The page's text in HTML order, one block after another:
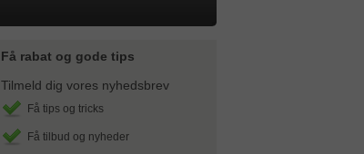
Få rabat og gode tips
Tilmeld dig vores nyhedsbrev
Få tips og tricks
Få tilbud og nyheder